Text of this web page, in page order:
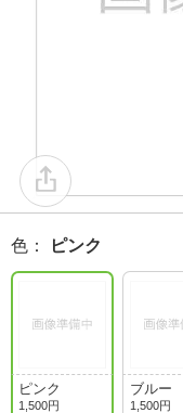
色 ： ピンク
ピンク
1,500円
ブルー
1,500円